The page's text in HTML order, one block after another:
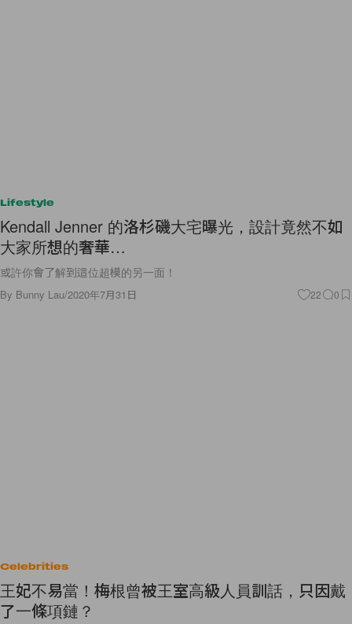
Lifestyle
Kendall Jenner 的洛杉磯大宅曝光，設計竟然不如
大家所想的奢華…
或許你會了解到這位超模的另一面！
By Bunny Lau/2020年7月31日 22 0
Celebrities
王妃不易當！梅根曾被王室高級人員訓話，只因戴
了一條項鏈？